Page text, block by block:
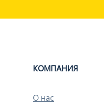
КОМПАНИЯ
О нас